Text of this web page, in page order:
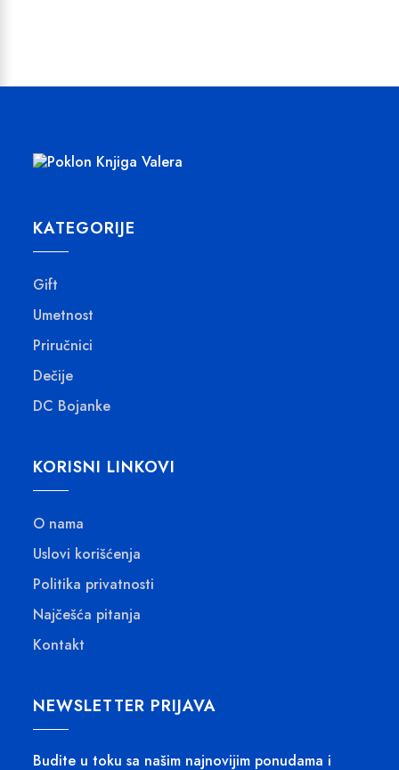
KATEGORIJE
Gift
Umetnost
Priručnici
Dečije
DC Bojanke
KORISNI LINKOVI
O nama
Uslovi korišćenja
Politika privatnosti
Najčešća pitanja
Kontakt
NEWSLETTER PRIJAVA
Budite u toku sa našim najnovijim ponudama i